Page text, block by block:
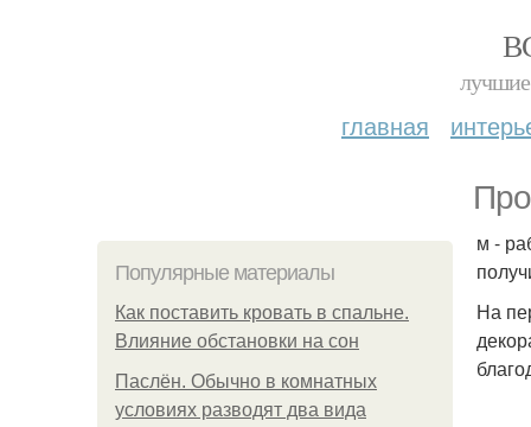
лучшие
главная
Популярные материалы
Как поставить кровать в спальне.
Влияние обстановки на сон
Паслён. Обычно в комнатных
условиях разводят два вида
м -
На